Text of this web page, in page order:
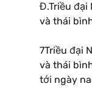
Đ.Triều đại
và thái
7Triều đại
và thái
tới ngày